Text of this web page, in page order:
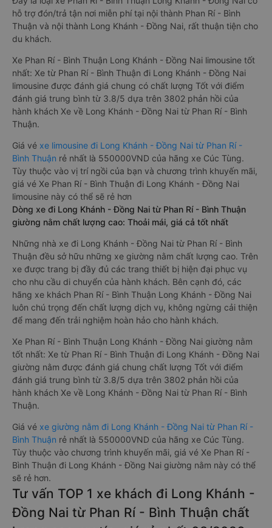
hỗ trợ đón/trả tận nơi miễn phí tại nội thành Phan Rí - Bình
Thuận và nội thành Long Khánh - Đồng Nai, rất thuận tiện cho
du khách.
Xe Phan Rí - Bình Thuận Long Khánh - Đồng Nai limousine tốt
nhất: Xe từ Phan Rí - Bình Thuận đi Long Khánh - Đồng Nai
limousine được đánh giá chung có chất lượng Tốt với điểm
đánh giá trung bình từ 3.8/5 dựa trên 3802 phản hồi của
hành khách Xe về Long Khánh - Đồng Nai từ Phan Rí - Bình
Thuận.
Giá vé xe limousine đi Long Khánh - Đồng Nai từ Phan Rí -
Bình Thuận rẻ nhất là 550000VND của hãng xe Cúc Tùng.
Tùy thuộc vào vị trí ngồi của bạn và chương trình khuyến mãi,
giá vé Xe Phan Rí - Bình Thuận đi Long Khánh - Đồng Nai
limousine này có thể sẽ rẻ hơn
Dòng xe đi Long Khánh - Đồng Nai từ Phan Rí - Bình Thuận
giường nằm chất lượng cao: Thoải mái, giá cả tốt nhất
Những nhà xe đi Long Khánh - Đồng Nai từ Phan Rí - Bình
Thuận đều sở hữu những xe giường nằm chất lượng cao. Trên
xe được trang bị đầy đủ các trang thiết bị hiện đại phục vụ
cho nhu cầu di chuyển của hành khách. Bên cạnh đó, các
hãng xe khách Phan Rí - Bình Thuận Long Khánh - Đồng Nai
luôn chú trọng đến chất lượng dịch vụ, không ngừng cải thiện
để mang đến trải nghiệm hoàn hảo cho hành khách.
Xe Phan Rí - Bình Thuận Long Khánh - Đồng Nai giường nằm
tốt nhất: Xe từ Phan Rí - Bình Thuận đi Long Khánh - Đồng Nai
giường nằm được đánh giá chung chất lượng Tốt với điểm
đánh giá trung bình từ 3.8/5 dựa trên 3802 phản hồi của
hành khách Xe về Long Khánh - Đồng Nai từ Phan Rí - Bình
Thuận.
Giá vé xe giường nằm đi Long Khánh - Đồng Nai từ Phan Rí -
Bình Thuận rẻ nhất là 550000VND của hãng xe Cúc Tùng.
Tùy thuộc vào chương trình khuyến mãi, giá vé Xe Phan Rí -
Bình Thuận đi Long Khánh - Đồng Nai giường nằm này có thể
sẽ rẻ hơn.
Tư vấn TOP 1 xe khách đi Long Khánh -
Đồng Nai từ Phan Rí - Bình Thuận chất